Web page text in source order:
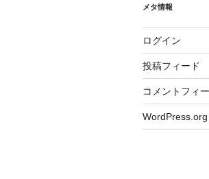
メタ情報
ログイン
投稿フィード
コメントフィ
WordPress.org